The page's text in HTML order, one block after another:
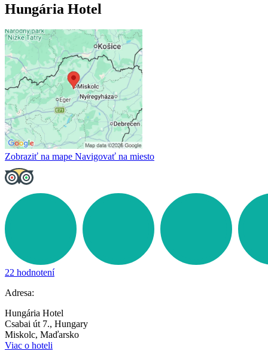
Hungária Hotel
Zobraziť na mape Navigovať na miesto
22 hodnotení
Adresa:
Hungária Hotel
Csabai út 7., Hungary
Miskolc, Maďarsko
Viac o hoteli